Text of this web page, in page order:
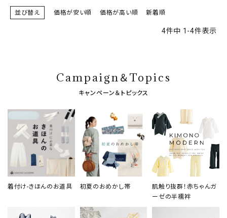
並び替え 価格が安い順 価格が高い順 新着順
4件中 1 -4件表示
Campaign＆Topics
キャンペーン＆トピックス
着付け-きほんのお道具 初夏のおめかし帯
肌触り抜群！赤ちゃんガ
ーゼの半襦袢